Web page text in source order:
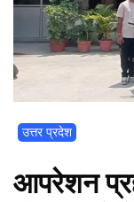
उत्तर प्रदेश
आपरेशन